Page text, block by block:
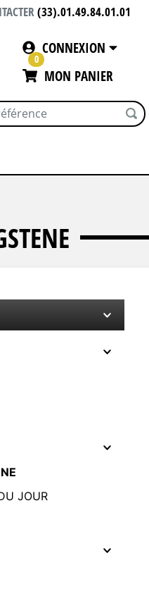
(33).01.49.84.01.01
CONNEXION
0
MON PANIER
JOUR